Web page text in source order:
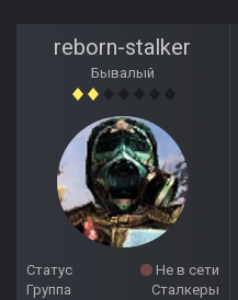
reborn-stalker
Бывалый
Статус
Не в сети
Группа
Сталкеры